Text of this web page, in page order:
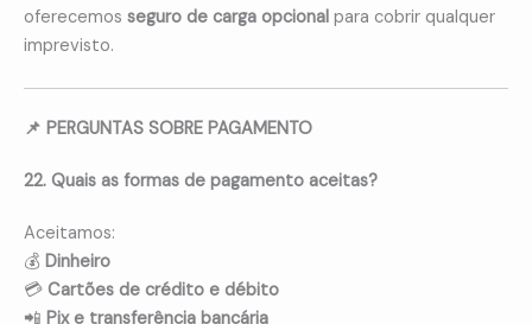
oferecemos seguro de carga opcional para cobrir qualquer
imprevisto.
📌 PERGUNTAS SOBRE PAGAMENTO
22. Quais as formas de pagamento aceitas?
Aceitamos:
💰 Dinheiro
💳 Cartões de crédito e débito
📲 Pix e transferência bancária